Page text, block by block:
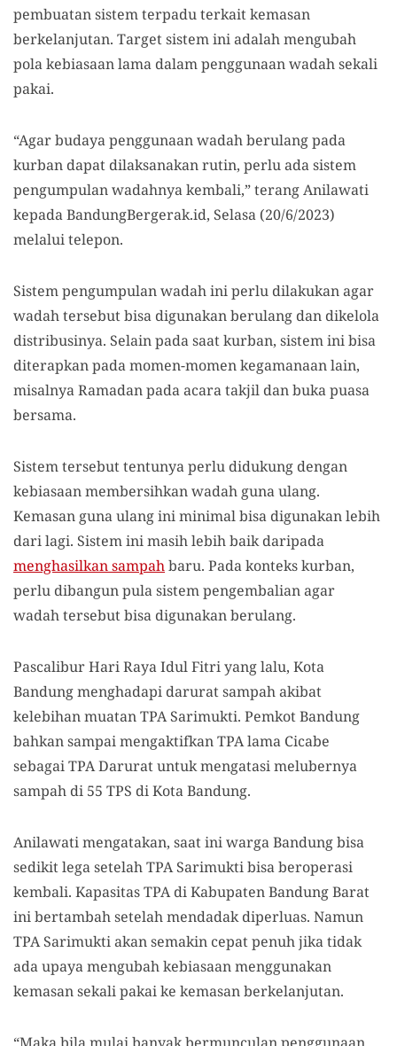
pembuatan sistem terpadu terkait kemasan
berkelanjutan. Target sistem ini adalah mengubah
pola kebiasaan lama dalam penggunaan wadah sekali
pakai.
“Agar budaya penggunaan wadah berulang pada
kurban dapat dilaksanakan rutin, perlu ada sistem
pengumpulan wadahnya kembali,” terang Anilawati
kepada BandungBergerak.id, Selasa (20/6/2023)
melalui telepon.
Sistem pengumpulan wadah ini perlu dilakukan agar
wadah tersebut bisa digunakan berulang dan dikelola
distribusinya. Selain pada saat kurban, sistem ini bisa
diterapkan pada momen-momen kegamanaan lain,
misalnya Ramadan pada acara takjil dan buka puasa
bersama.
Sistem tersebut tentunya perlu didukung dengan
kebiasaan membersihkan wadah guna ulang.
Kemasan guna ulang ini minimal bisa digunakan lebih
dari lagi. Sistem ini masih lebih baik daripada
menghasilkan sampahbaru. Pada konteks kurban,
perlu dibangun pula sistem pengembalian agar
wadah tersebut bisa digunakan berulang.
Pascalibur Hari Raya Idul Fitri yang lalu, Kota
Bandung menghadapi darurat sampah akibat
kelebihan muatan TPA Sarimukti. Pemkot Bandung
bahkan sampai mengaktifkan TPA lama Cicabe
sebagai TPA Darurat untuk mengatasi melubernya
sampah di 55 TPS di Kota Bandung.
Anilawati mengatakan, saat ini warga Bandung bisa
sedikit lega setelah TPA Sarimukti bisa beroperasi
kembali. Kapasitas TPA di Kabupaten Bandung Barat
ini bertambah setelah mendadak diperluas. Namun
TPA Sarimukti akan semakin cepat penuh jika tidak
ada upaya mengubah kebiasaan menggunakan
kemasan sekali pakai ke kemasan berkelanjutan.